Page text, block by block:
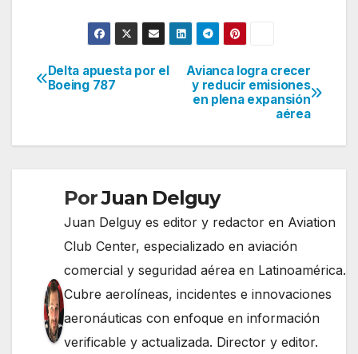
Navegación
entradas
Avianca logra crecer
y reducir emisiones
en plena expansión
aérea
Delta apuesta por el
Boeing 787
PorJuan Delguy
Juan Delguy es editor y redactor en Aviation
Club Center, especializado en aviación
comercial y seguridad aérea en Latinoamérica.
Cubre aerolíneas, incidentes e innovaciones
aeronáuticas con enfoque en información
verificable y actualizada. Director y editor.